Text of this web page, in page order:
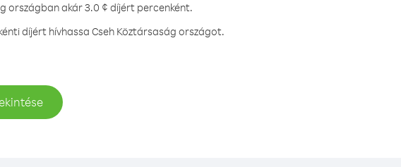
országban akár 3.0 ¢ díjért percenként.
díjért hívhassa Cseh Köztársaság országot.